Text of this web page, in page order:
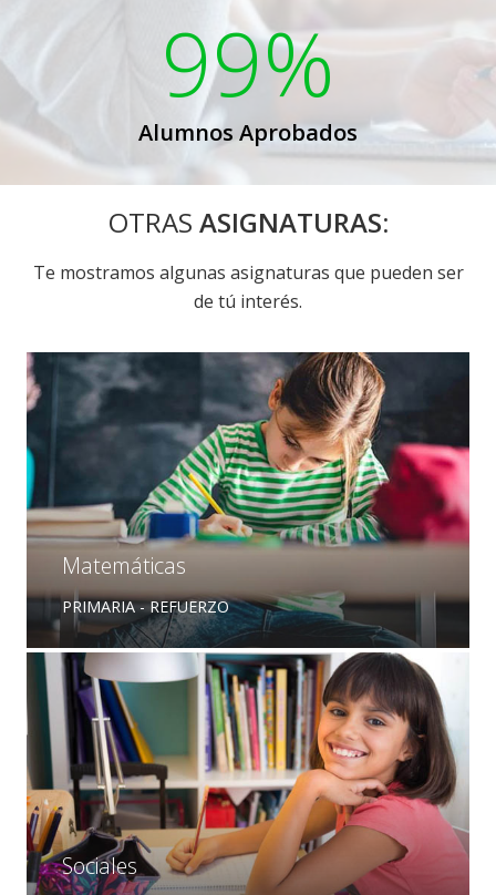
99%
Alumnos Aprobados
OTRAS ASIGNATURAS:
Te mostramos algunas asignaturas que pueden ser
de tú interés.
Matemáticas
PRIMARIA - REFUERZO
Sociales